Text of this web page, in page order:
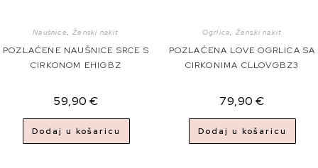
Naušnice,Ženski nakit
POZLAĆENE NAUŠNICE SRCE S
CIRKONOM EHIGBZ
59,90€
Dodaj u košaricu
Ogrlica, Ženski nakit
POZLAĆENA LOVE OGRLICA SA
CIRKONIMA CLLOVGBZ3
79,90€
Dodaj u košaricu